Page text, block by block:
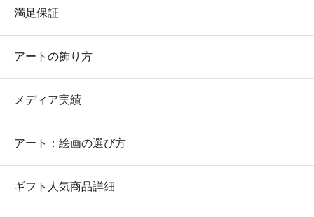
満足保証
アートの飾り方
メディア実績
アート：絵画の選び方
ギフト人気商品詳細